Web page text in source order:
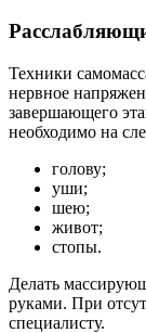
Техники
нервное
завершающего
необходимо на
голову;
уши;
шею;
живот;
стопы.
Делать
руками. При
специалисту.